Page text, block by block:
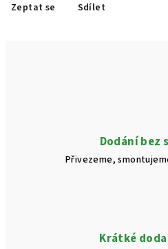
Zeptat se Sdílet
Dodání
Přivezeme,
Krátké